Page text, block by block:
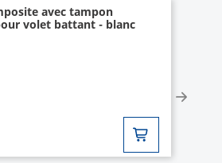
avec tampon
volet battant - blanc